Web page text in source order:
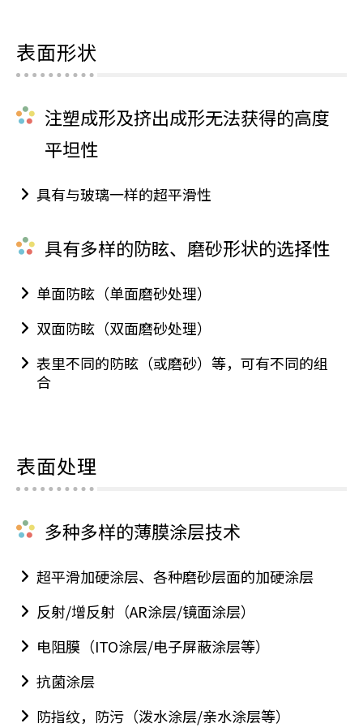
表面形状
注塑成形及挤出成形无法获得的高度
平坦性
具有与玻璃一样的超平滑性
具有多样的防眩、磨砂形状的选择性
单面防眩（单面磨砂处理）
双面防眩（双面磨砂处理）
表里不同的防眩（或磨砂）等，可有不同的组
合
表面处理
多种多样的薄膜涂层技术
超平滑加硬涂层、各种磨砂层面的加硬涂层
反射/增反射（AR涂层/镜面涂层）
电阻膜（ITO涂层/电子屏蔽涂层等）
抗菌涂层
防指纹，防污（泼水涂层/亲水涂层等）